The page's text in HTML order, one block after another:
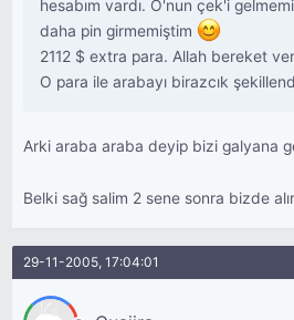
hesabım vardı. O'nun çek'i
daha pin girmemiştim
2112 $ extra para. Allah bereket
O para ile arabayı birazcık
Arki araba araba deyip bizi galyana
Belki sağ salim 2 sene sonra bizde
29-11-2005, 17:04:01